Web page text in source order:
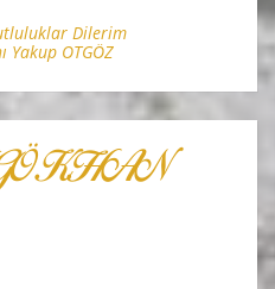
Dilerim
Yakup OTGÖZ